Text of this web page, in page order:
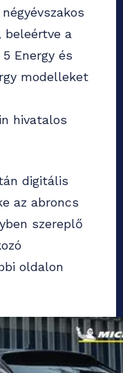
beleértve a
Energy és
modelleket
hivatalos
digitális
az abroncs
szereplő
oldalon